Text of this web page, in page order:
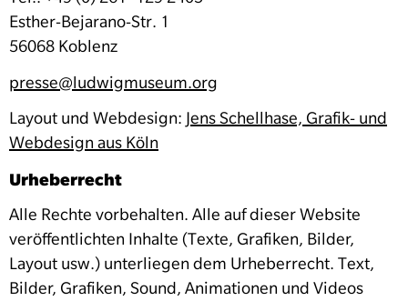
Esther-Bejarano-Str. 1
56068 Koblenz
presse@ludwigmuseum.org
Layout und Webdesign: Jens Schellhase, Grafik- und
Webdesign aus Köln
Urheberrecht
Alle Rechte vorbehalten. Alle auf dieser Website
veröffentlichten Inhalte (Texte, Grafiken, Bilder,
Layout usw.) unterliegen dem Urheberrecht. Text,
Bilder, Grafiken, Sound, Animationen und Videos